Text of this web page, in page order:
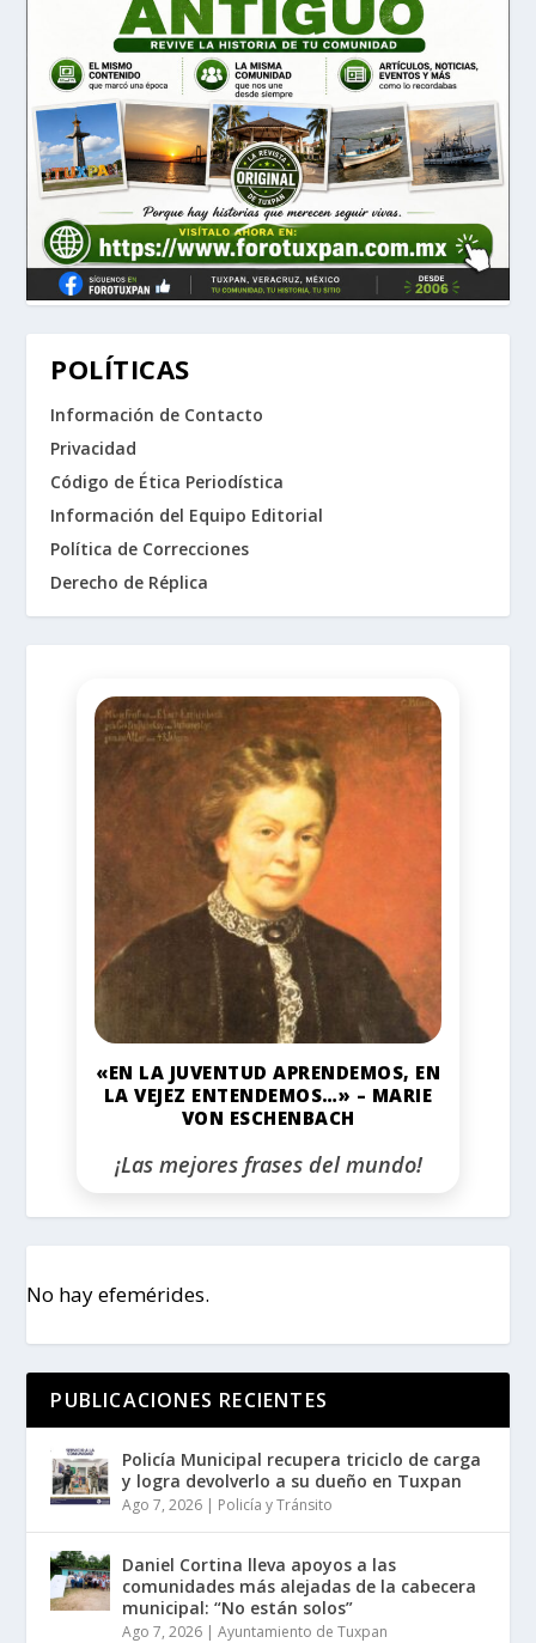
POLÍTICAS
Información de Contacto
Privacidad
Código de Ética Periodística
Información del Equipo Editorial
Política de Correcciones
Derecho de Réplica
«EN LA JUVENTUD APRENDEMOS, EN
LA VEJEZ ENTENDEMOS…» – MARIE
VON ESCHENBACH
¡Las mejores frases del mundo!
No hay efemérides.
PUBLICACIONES RECIENTES
Policía Municipal recupera triciclo de carga
y logra devolverlo a su dueño en Tuxpan
Ago 7, 2026 | Policía y Tránsito
Daniel Cortina lleva apoyos a las
comunidades más alejadas de la cabecera
municipal: “No están solos”
Ago 7, 2026 |Ayuntamiento de Tuxpan